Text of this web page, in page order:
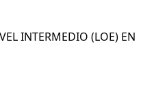
INTERMEDIO (LOE) EN